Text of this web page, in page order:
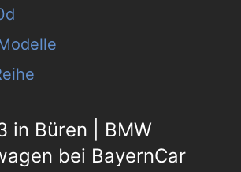
in Büren | BMW
bei BayernCar